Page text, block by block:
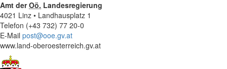
Amt derOö. Landesregierung
4021 Linz • Landhausplatz 1
Telefon (+43 732) 77 20-0
E-Mail post@ooe.gv.at
www.land-oberoesterreich.gv.at